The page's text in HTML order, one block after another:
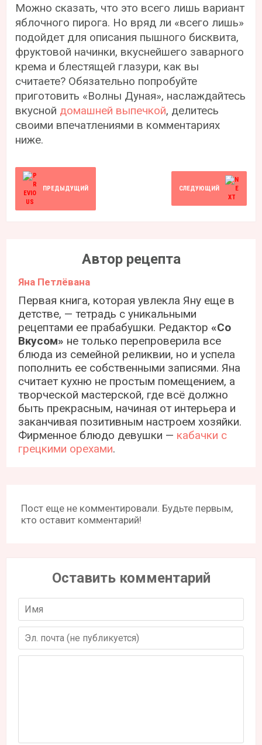
Можно сказать, что это всего лишь вариант
яблочного пирога. Но вряд ли «всего лишь»
подойдет для описания пышного бисквита,
фруктовой начинки, вкуснейшего заварного
крема и блестящей глазури, как вы
считаете? Обязательно попробуйте
приготовить «Волны Дуная», наслаждайтесь
вкусной домашней выпечкой, делитесь
своими впечатлениями в комментариях
ниже.
ПРЕДЫДУЩИЙ СЛЕДУЮЩИЙ
Автор рецепта
Яна Петлёвана
Первая книга, которая увлекла Яну еще в
детстве, — тетрадь с уникальными
рецептами ее прабабушки. Редактор«Со
Вкусом» не только перепроверила все
блюда из семейной реликвии, но и успела
пополнить ее собственными записями. Яна
считает кухню не простым помещением, а
творческой мастерской, где всё должно
быть прекрасным, начиная от интерьера и
заканчивая позитивным настроем хозяйки.
Фирменное блюдо девушки — кабачки с
грецкими орехами.
Пост еще не комментировали. Будьте первым,
кто оставит комментарий!
Оставить комментарий